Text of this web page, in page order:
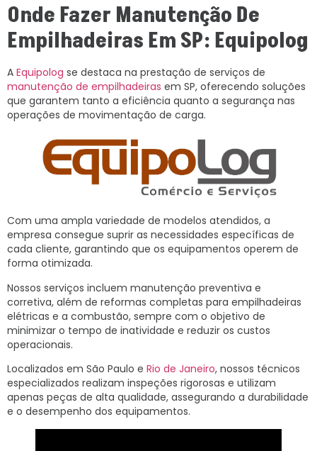
Onde Fazer Manutenção De
Empilhadeiras Em SP: Equipolog
A Equipolog se destaca na prestação de serviços de
manutenção de empilhadeiras em SP, oferecendo soluções
que garantem tanto a eficiência quanto a segurança nas
operações de movimentação de carga.
Com uma ampla variedade de modelos atendidos, a
empresa consegue suprir as necessidades específicas de
cada cliente, garantindo que os equipamentos operem de
forma otimizada.
Nossos serviços incluem manutenção preventiva e
corretiva, além de reformas completas para empilhadeiras
elétricas e a combustão, sempre com o objetivo de
minimizar o tempo de inatividade e reduzir os custos
operacionais.
Localizados em São Paulo e Rio de Janeiro, nossos técnicos
especializados realizam inspeções rigorosas e utilizam
apenas peças de alta qualidade, assegurando a durabilidade
e o desempenho dos equipamentos.